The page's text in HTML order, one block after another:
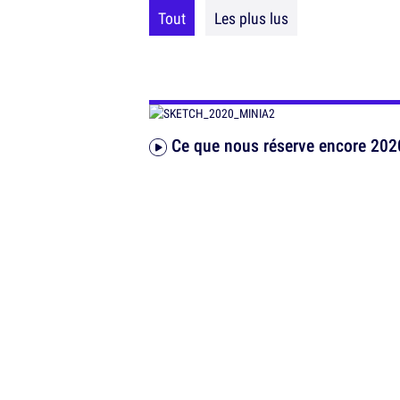
Tout Les plus lus
Ce que nous réserve encore